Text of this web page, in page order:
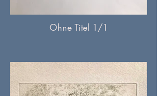
Ohne Titel 1/1